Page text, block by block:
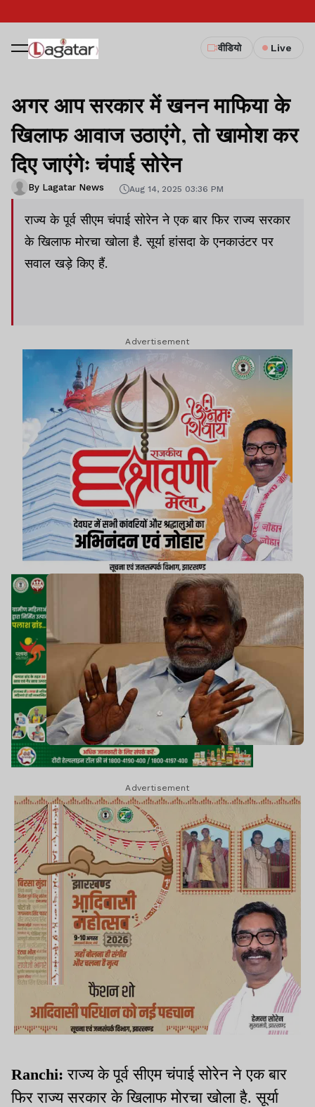
वीडियो Live
अगर आप सरकार में खनन माफिया के
खिलाफ आवाज उठाएंगे, तो खामोश कर
दिए जाएंगेः चंपाई सोरेन
By Lagatar News Aug 14, 2025 03:36 PM
राज्य के पूर्व सीएम चंपाई सोरेन ने एक बार फिर राज्य सरकार
के खिलाफ मोरचा खोला है. सूर्या हांसदा के एनकाउंटर पर
सवाल खड़े किए हैं.
Advertisement
Advertisement
Ranchi: राज्य के पूर्व सीएम चंपाई सोरेन ने एक बार
फिर राज्य सरकार के खिलाफ मोरचा खोला है. सूर्या